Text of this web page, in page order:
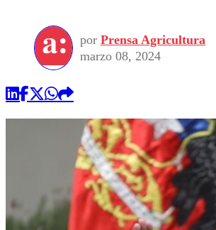
Seleccion Chilena
Torneo Internacional
Universidad de Chile
Economía
Internacional
Sustentabilidad
Publicaciones en medios
Opinión
por Prensa Agricultura
marzo 08, 2024